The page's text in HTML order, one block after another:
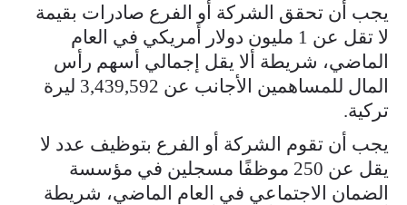
يجب أن تحقق الشركة أو الفرع صادرات بقيمة
لا تقل عن 1 مليون دولار أمريكي في العام
الماضي، شريطة ألا يقل إجمالي أسهم رأس
المال للمساهمين الأجانب عن 3,439,592 ليرة
تركية.
يجب أن تقوم الشركة أو الفرع بتوظيف عدد لا
يقل عن 250 موظفًا مسجلين في مؤسسة
الضمان الاجتماعي في العام الماضي، شريطة